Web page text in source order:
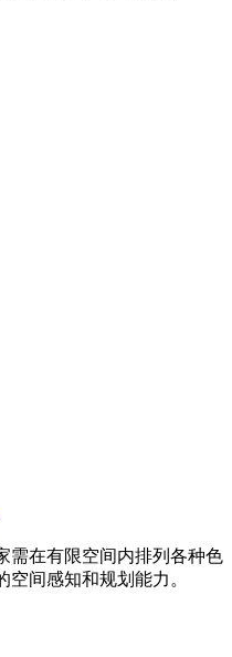
需在有限空间内排列各种色
间感知和规划能力。